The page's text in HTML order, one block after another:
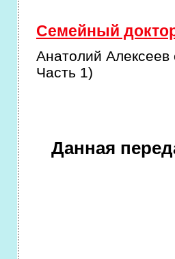
Семейный
Анатолий Алексеев
Часть 1)
Данная